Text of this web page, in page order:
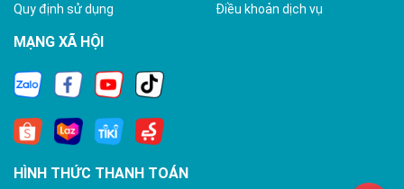
Quy định sử dụng Điều khoản dịch vụ
MẠNG XÃ HỘI
HÌNH THỨC THANH TOÁN